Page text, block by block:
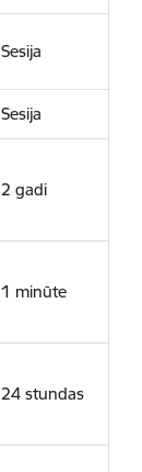
Sesija
Sesija
2 gadi
1 minūte
24 stundas